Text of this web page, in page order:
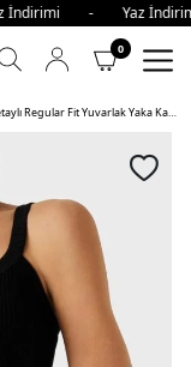
- Yaz
0
Guess Sl Emiie Fitilli Düğme Detaylı Regular Fit Yuvarlak Yaka Kadın Top JBLK